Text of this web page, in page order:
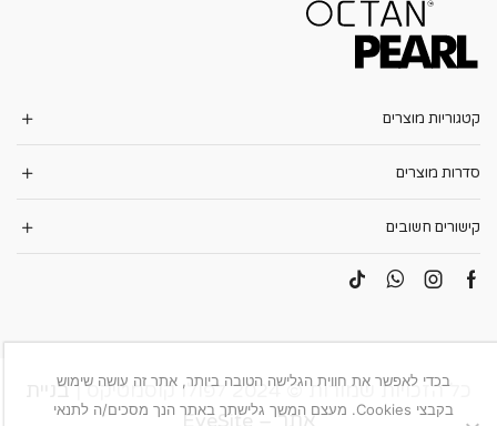
קטגוריות מוצרים
סדרות מוצרים
קישורים חשובים
כל הזכויות שמורות © 2024 לפולו קוסמטיקס |
בניית
אתר – EyeSite
בכדי לאפשר את חווית הגלישה הטובה ביותר, אתר זה עושה שימוש
בקבצי Cookies. מעצם המשך גלישתך באתר הנך מסכים/ה לתנאי